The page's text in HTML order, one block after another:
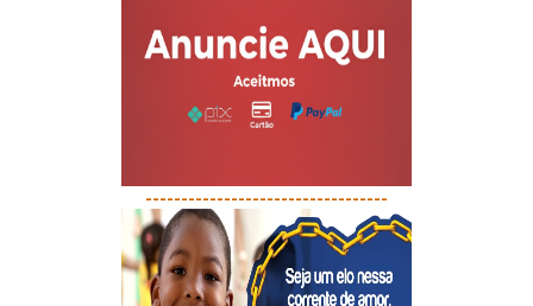
----------------------------------